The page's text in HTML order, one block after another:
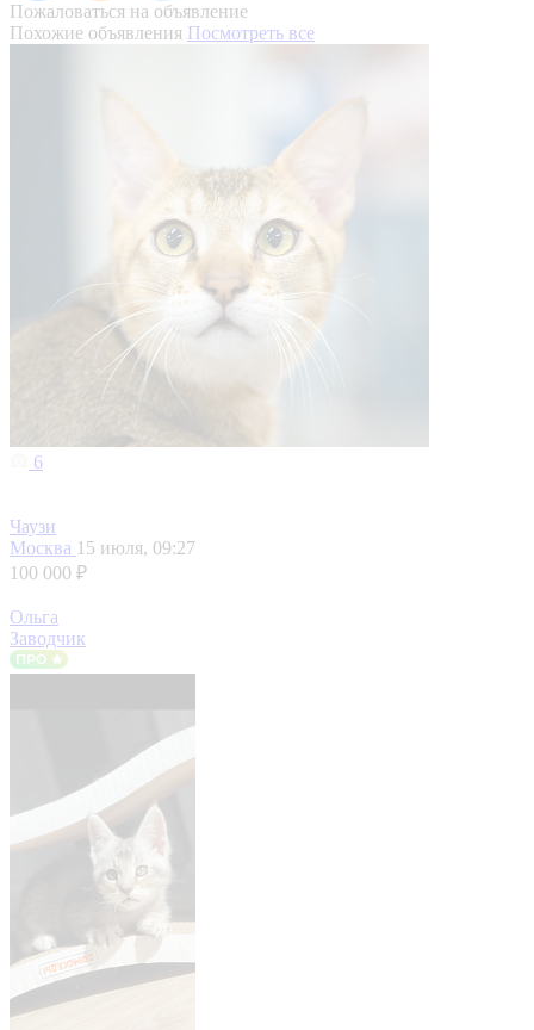
Пожаловаться на объявление
Похожие объявления Посмотреть все
6
Чаузи
Москва 15 июля, 09:27
100 000 ₽
Ольга
Заводчик